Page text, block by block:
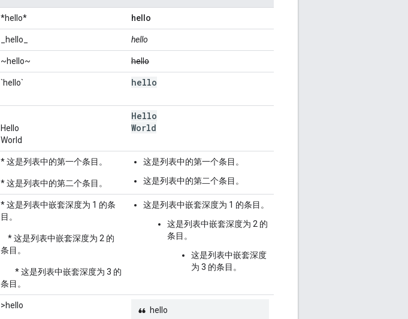
*hello* hello
_hello_ hello
~hello~ hello
`hello` hello
Hello
World
Hello
World
* 这是列表中的第一个条目。
* 这是列表中的第二个条目。
这是列表中的第一个条目。
这是列表中的第二个条目。
* 这是列表中嵌套深度为 1 的条
目。
* 这是列表中嵌套深度为 2 的
条目。
* 这是列表中嵌套深度为 3 的
条目。
这是列表中嵌套深度为 1 的条目。
这是列表中嵌套深度为 2 的
条目。
这是列表中嵌套深度
为 3 的条目。
>hello hello